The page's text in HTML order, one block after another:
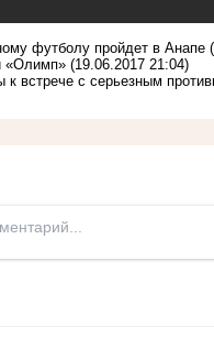
футболу пройдет в Анапе
«Олимп» (19.06.2017 21:04)
встрече с серьезным